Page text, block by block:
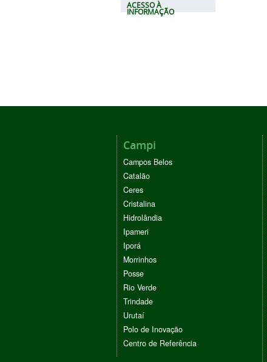
ACESSO À
INFORMAÇÃO
Campi
Campos Belos
Catalão
Ceres
Cristalina
Hidrolândia
Ipameri
Iporá
Morrinhos
Posse
Rio Verde
Trindade
Urutaí
Polo de Inovação
Centro de Referência